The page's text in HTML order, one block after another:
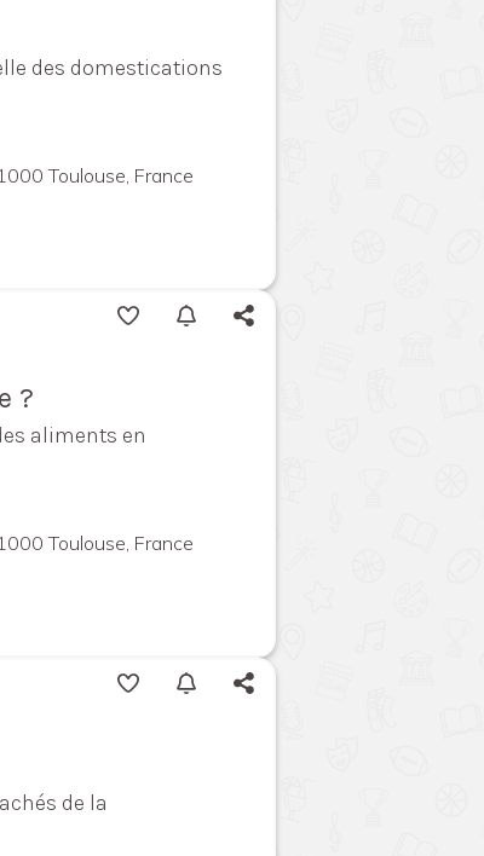
des domestications
Toulouse, France
?
aliments en
Toulouse, France
de la